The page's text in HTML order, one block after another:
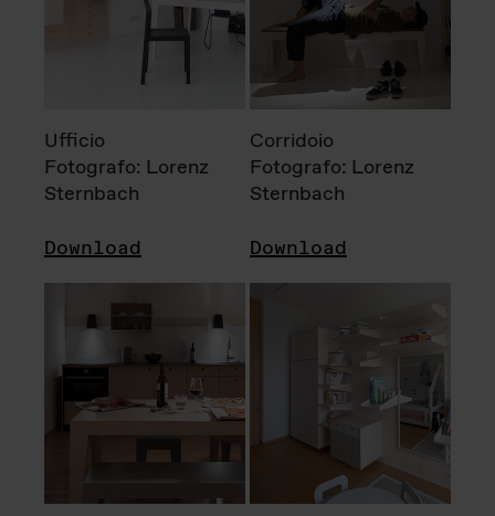
Ufficio
Fotografo: Lorenz
Sternbach
Download
Corridoio
Fotografo: Lorenz
Sternbach
Download